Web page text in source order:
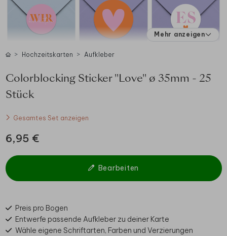
Mehr anzeigen
Hochzeitskarten Aufkleber
Colorblocking Sticker "Love" ø 35mm - 25
Stück
Gesamtes Set anzeigen
6,95 €
Bearbeiten
Preis pro Bogen
Entwerfe passende Aufkleber zu deiner Karte
Wähle eigene Schriftarten, Farben und Verzierungen